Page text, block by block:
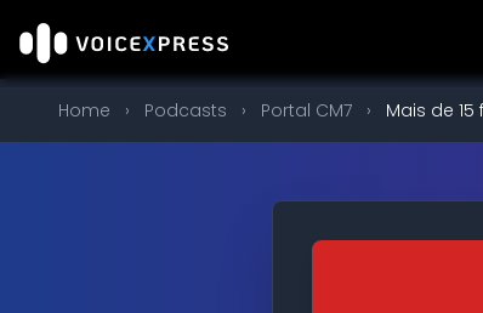
Home › Podcasts › Portal CM7 › Mais de